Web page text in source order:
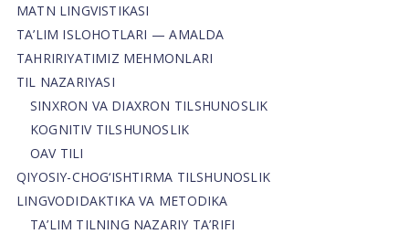
MATN LINGVISTIKASI
TA’LIM ISLOHOTLARI — AMALDA
TAHRIRIYATIMIZ MEHMONLARI
TIL NAZARIYASI
SINXRON VA DIAXRON TILSHUNOSLIK
KOGNITIV TILSHUNOSLIK
OAV TILI
QIYOSIY-CHOG‘ISHTIRMA TILSHUNOSLIK
LINGVODIDAKTIKA VA METODIKA
TA’LIM TILNING NAZARIY TA’RIFI